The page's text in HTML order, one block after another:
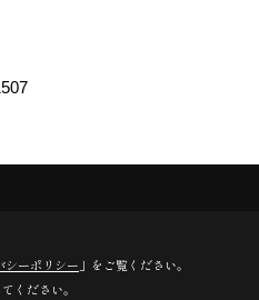
All Rights Reserved.
シーポリシー 」をご覧ください。
ください。